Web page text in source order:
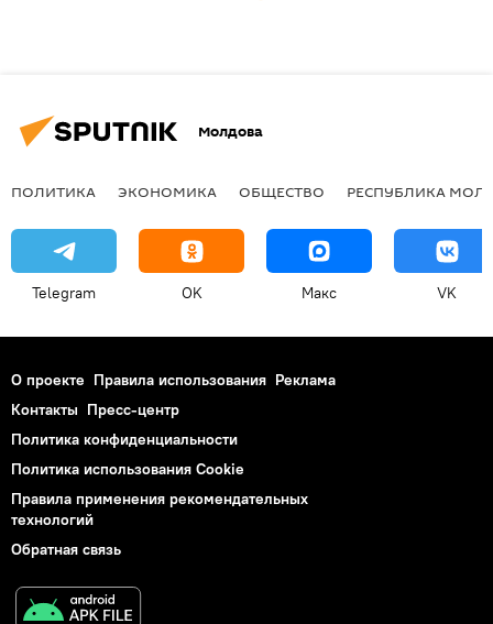
Молдова
ПОЛИТИКА ЭКОНОМИКА ОБЩЕСТВО РЕСПУБЛИКА
Telegram OK Макс VK
О проекте Правила использования Реклама
Контакты Пресс-центр
Политика конфиденциальности
Политика использования Cookie
Правила применения рекомендательных
технологий
Обратная связь